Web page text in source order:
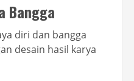
Bangga
diri dan bangga
desain hasil karya